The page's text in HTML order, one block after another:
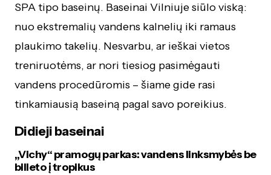
SPA tipo baseinų. Baseinai Vilniuje siūlo viską:
nuo ekstremalių vandens kalnelių iki ramaus
plaukimo takelių. Nesvarbu, ar ieškai vietos
treniruotėms, ar nori tiesiog pasimėgauti
vandens procedūromis – šiame gide rasi
tinkamiausią baseiną pagal savo poreikius.
Didieji baseinai
„Vichy“ pramogų parkas: vandens linksmybės be
bilieto į tropikus